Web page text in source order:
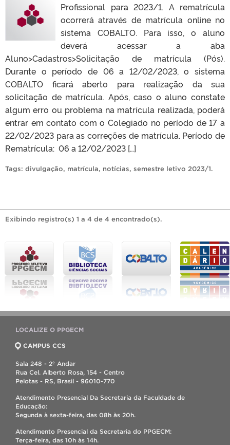
Profissional para 2023/1. A rematrícula
ocorrerá através de matrícula online no
sistema COBALTO. Para isso, o aluno
deverá acessar a aba
Aluno>Cadastros>Solicitação de matrícula (Pós).
Durante o período de 06 a 12/02/2023, o sistema
COBALTO ficará aberto para realização da sua
solicitação de matrícula. Após, caso o aluno constate
algum erro ou problema na matrícula realizada, poderá
entrar em contato com o Colegiado no período de 17 a
22/02/2023 para as correções de matrícula. Período de
Rematrícula: 06 a 12/02/2023 […]
Tags: divulgação, matrícula, notícias, semestre letivo 2023/1.
Exibindo registro(s) 1 a 4 de 4 encontrado(s).
LOCALIZE O PPGECM
CAMPUS CCS
Sala 248 - 2º Andar
Rua Cel. Alberto Rosa, 154 - Centro
Pelotas - RS, Brasil - 96010-770
Atendimento Presencial Da Secretaria da Faculdade de
Educação:
Segunda à sexta-feira, das 08h às 20h.
Atendimento Presencial da Secretaria do PPGECM:
Terça-feira, das 10h às 14h.